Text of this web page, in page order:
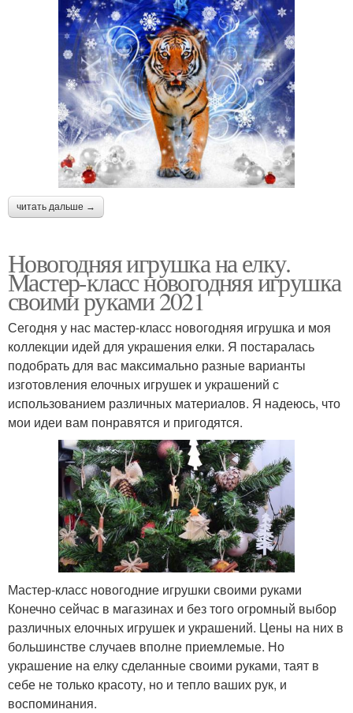
читать дальше →
Новогодняя игрушка на елку.
Мастер-класс новогодняя игрушка
своими руками 2021
Сегодня у нас мастер-класс новогодняя игрушка и моя
коллекции идей для украшения елки. Я постаралась
подобрать для вас максимально разные варианты
изготовления елочных игрушек и украшений с
использованием различных материалов. Я надеюсь, что
мои идеи вам понравятся и пригодятся.
Мастер-класс новогодние игрушки своими руками
Конечно сейчас в магазинах и без того огромный выбор
различных елочных игрушек и украшений. Цены на них в
большинстве случаев вполне приемлемые. Но
украшение на елку сделанные своими руками, таят в
себе не только красоту, но и тепло ваших рук, и
воспоминания.